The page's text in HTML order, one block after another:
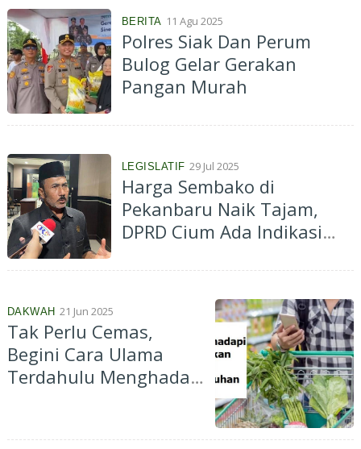
BERITA 11 Agu 2025
Polres Siak Dan Perum
Bulog Gelar Gerakan
Pangan Murah
LEGISLATIF 29 Jul 2025
Harga Sembako di
Pekanbaru Naik Tajam,
DPRD Cium Ada Indikasi
DAKWAH 21 Jun 2025
Tak Perlu Cemas,
Begini Cara Ulama
Terdahulu Menghadapi